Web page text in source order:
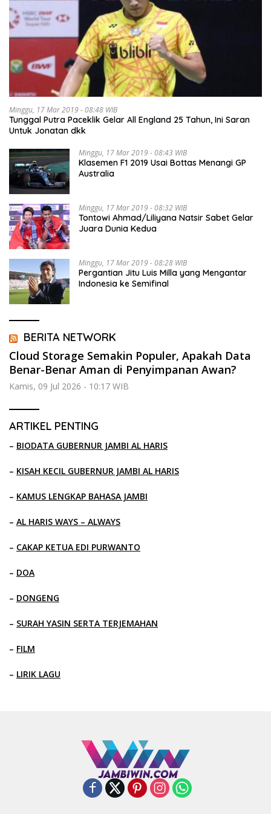
Minggu, 17 Mar 2019 - 08:48 WIB
Tunggal Putra Paceklik Gelar All England 25 Tahun, Ini Saran
Untuk Jonatan dkk
Minggu, 17 Mar 2019 - 08:43 WIB
Klasemen F1 2019 Usai Bottas Menangi GP
Australia
Minggu, 17 Mar 2019 - 08:32 WIB
Tontowi Ahmad/Liliyana Natsir Sabet Gelar
Juara Dunia Kedua
Minggu, 17 Mar 2019 - 08:28 WIB
Pergantian Jitu Luis Milla yang Mengantar
Indonesia ke Semifinal
BERITA NETWORK
Cloud Storage Semakin Populer, Apakah Data
Benar-Benar Aman di Penyimpanan Awan?
Kamis, 09 Jul 2026 - 10:17 WIB
ARTIKEL PENTING
– BIODATA GUBERNUR JAMBI AL HARIS
– KISAH KECIL GUBERNUR JAMBI AL HARIS
– KAMUS LENGKAP BAHASA JAMBI
– AL HARIS WAYS – ALWAYS
– CAKAP KETUA EDI PURWANTO
– DOA
– DONGENG
– SURAH YASIN SERTA TERJEMAHAN
– FILM
– LIRIK LAGU